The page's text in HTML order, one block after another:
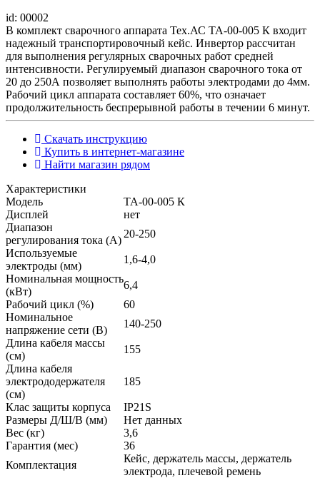
id: 00002
В комплект сварочного аппарата Тех.АС ТА-00-005 К входит
надежный транспортировочный кейс. Инвертор рассчитан
для выполнения регулярных сварочных работ средней
интенсивности. Регулируемый диапазон сварочного тока от
20 до 250А позволяет выполнять работы электродами до 4мм.
Рабочий цикл аппарата составляет 60%, что означает
продолжительность беспрерывной работы в течении 6 минут.
Скачать инструкцию
Купить в интернет-магазине
Найти магазин рядом
Характеристики
Модель
ТА-00-005 К
Дисплей
нет
Диапазон
регулирования тока (А)
20-250
Используемые
электроды (мм)
1,6-4,0
Номинальная мощность
(кВт)
6,4
Рабочий цикл (%)
60
Номинальное
напряжение сети (В)
140-250
Длина кабеля массы
(см)
155
Длина кабеля
электрододержателя
(см)
185
Клас защиты корпуса
IP21S
Размеры Д/Ш/В (мм)
Нет данных
Вес (кг)
3,6
Гарантия (мес)
36
Комплектация
Кейс, держатель массы, держатель
электрода, плечевой ремень